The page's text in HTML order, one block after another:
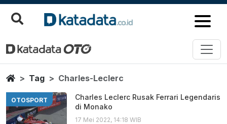
Charles Leclerc
Berita Terbaru
HomeTag Charles-Leclerc
OTOSPORT
Charles Leclerc Rusak Ferrari Legendaris
di Monako
17 Mei 2022, 14:18 WIB